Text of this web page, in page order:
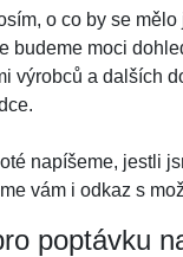
o co by se
budeme moci
výrobců a dalších
napíšeme, jestli
vám i odkaz s
poptávku